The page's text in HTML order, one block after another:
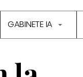
GABINETE IA